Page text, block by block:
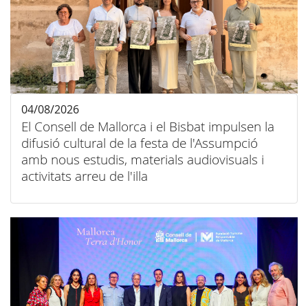
El Consell de Mallorca i el Bisbat impulsen la
difusió cultural de la festa de l'Assumpció
amb nous estudis, materials audiovisuals i
activitats arreu de l'illa
04/08/2026